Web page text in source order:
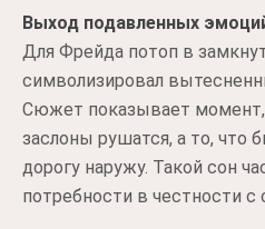
Выход подавленных
Для Фрейда потоп в
символизировал
Сюжет показывает момент,
заслоны рушатся, а то, что
дорогу наружу. Такой сон
потребности в честности с